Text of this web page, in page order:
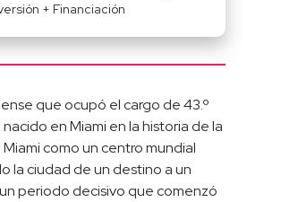
+ Financiación
que ocupó el cargo de 43.º
en Miami en la historia de la
como un centro mundial
la ciudad de un destino a un
periodo decisivo que comenzó